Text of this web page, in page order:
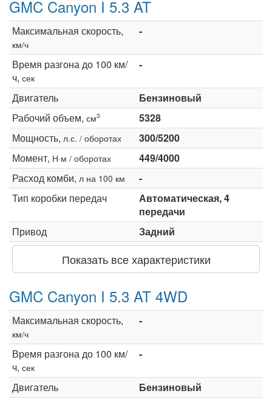
GMC Canyon I 5.3 AT
Максимальная скорость,
км/ч
-
Время разгона до 100 км/
ч, сек
-
Двигатель
Бензиновый
Рабочий объем, см3
5328
Мощность, л.с. / оборотах
300/5200
Момент, Н·м / оборотах
449/4000
Расход комби, л на 100 км
-
Тип коробки передач
Автоматическая, 4
передачи
Привод
Задний
Показать все характеристики
GMC Canyon I 5.3 AT 4WD
Максимальная скорость,
км/ч
-
Время разгона до 100 км/
ч, сек
-
Двигатель
Бензиновый